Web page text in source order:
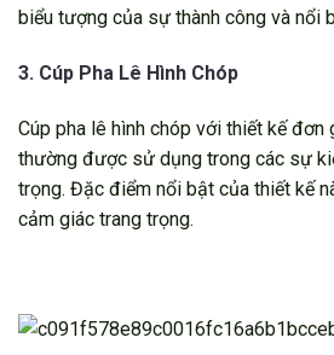
biểu tượng của sự thành công và nổi
3. Cúp Pha Lê Hình Chóp
Cúp pha lê hình chóp với thiết kế đơn
thường được sử dụng trong các sự
trọng. Đặc điểm nổi bật của thiết kế
cảm giác trang trọng.